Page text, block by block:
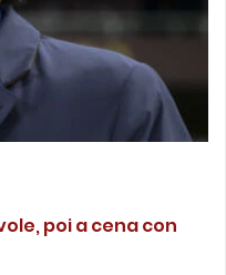
poi a cena con